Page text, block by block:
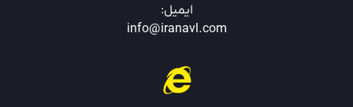
ایمیل:
info@iranavl.com